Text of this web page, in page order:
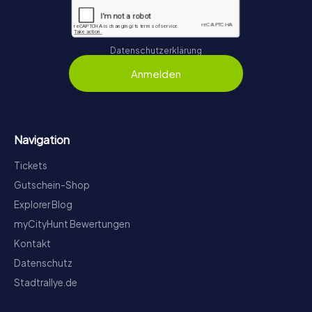
Datenschutzerklärung
Anmelden
Navigation
Tickets
Gutschein-Shop
Explorer Blog
myCityHunt Bewertungen
Kontakt
Datenschutz
Stadtrallye.de